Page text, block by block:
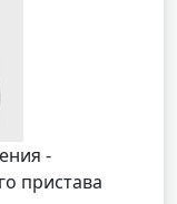
-
пристава